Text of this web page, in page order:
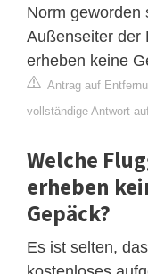
Norm geworden
Außenseiter der
erheben keine
Antrag auf
vollständige Antwort
Welche
erheben
Gepäck?
Es ist selten,